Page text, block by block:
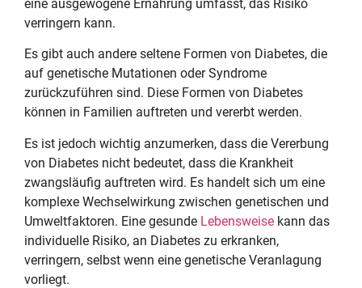
eine ausgewogene Ernährung umfasst, das Risiko
verringern kann.
Es gibt auch andere seltene Formen von Diabetes, die
auf genetische Mutationen oder Syndrome
zurückzuführen sind. Diese Formen von Diabetes
können in Familien auftreten und vererbt werden.
Es ist jedoch wichtig anzumerken, dass die Vererbung
von Diabetes nicht bedeutet, dass die Krankheit
zwangsläufig auftreten wird. Es handelt sich um eine
komplexe Wechselwirkung zwischen genetischen und
Umweltfaktoren. Eine gesunde Lebensweise kann das
individuelle Risiko, an Diabetes zu erkranken,
verringern, selbst wenn eine genetische Veranlagung
vorliegt.